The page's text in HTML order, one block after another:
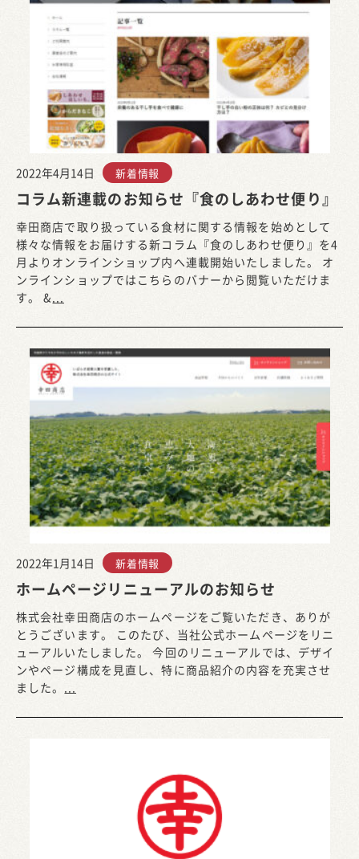
2022年4月14日 新着情報
コラム新連載のお知らせ『食のしあわせ便り』
幸田商店で取り扱っている食材に関する情報を始めとして
様々な情報をお届けする新コラム『食のしあわせ便り』を4
月よりオンラインショップ内へ連載開始いたしました。 オ
ンラインショップではこちらのバナーから閲覧いただけま
す。 &...
2022年1月14日 新着情報
ホームページリニューアルのお知らせ
株式会社幸田商店のホームページをご覧いただき、ありが
とうございます。 このたび、当社公式ホームページをリニ
ューアルいたしました。 今回のリニューアルでは、デザイ
ンやページ構成を見直し、特に商品紹介の内容を充実させ
ました。